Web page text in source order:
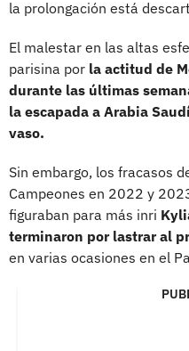
la prolongación está
El malestar en las altas
parisina por la actitud de
durante las últimas
la escapada a Arabia
vaso.
Sin embargo, los fracasos
Campeones en 2022 y
figuraban para más inri
terminaron por lastrar al
en varias ocasiones en el